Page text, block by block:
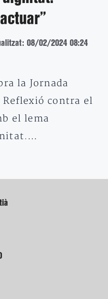
08/02/2024 08:24
la Jornada
contra el
el lema